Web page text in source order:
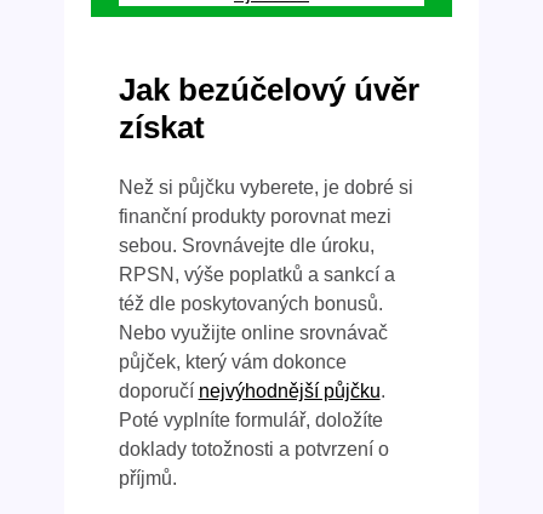
Jak bezúčelový úvěr
získat
Než si půjčku vyberete, je dobré si
finanční produkty porovnat mezi
sebou. Srovnávejte dle úroku,
RPSN, výše poplatků a sankcí a
též dle poskytovaných bonusů.
Nebo využijte online srovnávač
půjček, který vám dokonce
doporučí nejvýhodnější půjčku.
Poté vyplníte formulář, doložíte
doklady totožnosti a potvrzení o
příjmů.